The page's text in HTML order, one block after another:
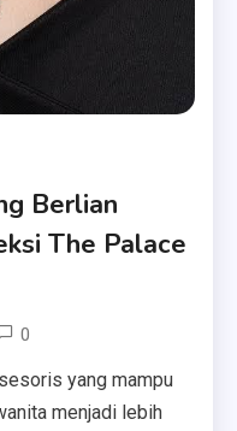
Berlian
The Palace
0
yang mampu
menjadi lebih